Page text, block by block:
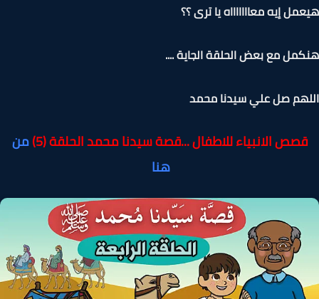
إيه معاااااااه يا ترى ؟؟
مع بعض الحلقة الجاية ....
صل علي سيدنا محمد
الانبياء للاطفال ...قصة سيدنا محمد الحلقة (5) من
هنا